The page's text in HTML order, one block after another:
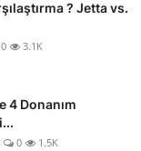
? Jetta vs.
0 3.1K
4 Donanım
0 1.5K